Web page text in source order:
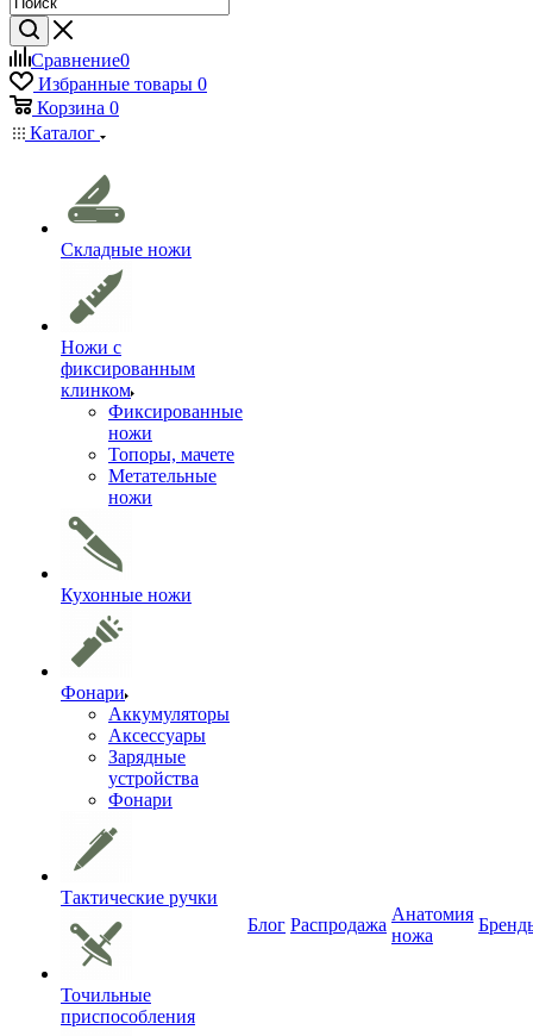
Сравнение0
Избранные товары 0
Корзина 0
Каталог
Складные ножи
Ножи с
фиксированным
клинком
Фиксированные
ножи
Топоры, мачете
Метательные
ножи
Кухонные ножи
Фонари
Аккумуляторы
Аксессуары
Зарядные
устройства
Фонари
Тактические ручки
Точильные
приспособления
Блог Распродажа
Анатомия
ножа